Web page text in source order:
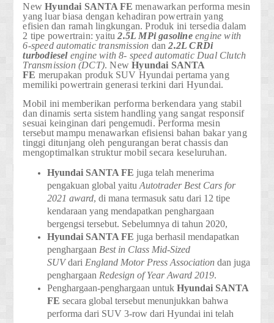
NewHyundai SANTA FE menawarkan performa mesin
yang luar biasa dengan kehadiran powertrain yang
efisien dan ramah lingkungan. Produk ini tersedia dalam
2 tipe powertrain: yaitu2.5L MPi gasolineengine with
6-speed automatic transmission dan 2.2L CRDi
turbodieselengine with 8- speed automatic Dual Clutch
Transmission (DCT). NewHyundai SANTA
FE merupakan produk SUV Hyundai pertama yang
memiliki powertrain generasi terkini dari Hyundai.
Mobil ini memberikan performa berkendara yang stabil
dan dinamis serta sistem handling yang sangat responsif
sesuai keinginan dari pengemudi. Performa mesin
tersebut mampu menawarkan efisiensi bahan bakar yang
tinggi ditunjang oleh pengurangan berat chassis dan
mengoptimalkan struktur mobil secara keseluruhan.
Hyundai SANTA FE juga telah menerima
pengakuan global yaitu Autotrader Best Cars for
2021 award, di mana termasuk satu dari 12 tipe
kendaraan yang mendapatkan penghargaan
bergengsi tersebut. Sebelumnya di tahun 2020,
Hyundai SANTA FE juga berhasil mendapatkan
penghargaan Best in Class Mid-Sized
SUVdari England Motor Press Association dan juga
penghargaan Redesign of Year Award 2019.
Penghargaan-penghargaan untukHyundai SANTA
FE secara global tersebut menunjukkan bahwa
performa dari SUV 3-row dari Hyundai ini telah